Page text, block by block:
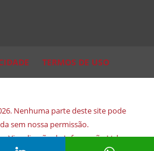
TERMOS DE USO
Nenhuma parte deste site pode
sem nossa permissão.
Visualização de Informação Ltda